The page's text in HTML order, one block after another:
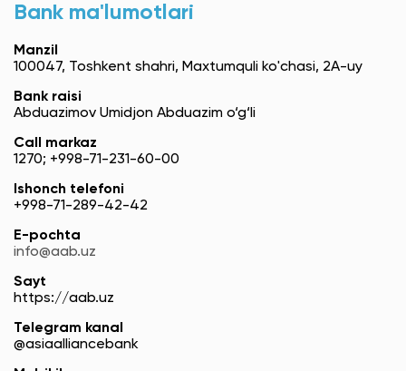
Bank ma'lumotlari
Manzil
100047, Toshkent shahri, Maxtumquli ko'chasi, 2A-uy
Bank raisi
Abduazimov Umidjon Abduazim o‘g‘li
Call markaz
1270; +998-71-231-60-00
Ishonch telefoni
+998-71-289-42-42
E-pochta
info@aab.uz
Sayt
https://aab.uz
Telegram kanal
@asiaalliancebank